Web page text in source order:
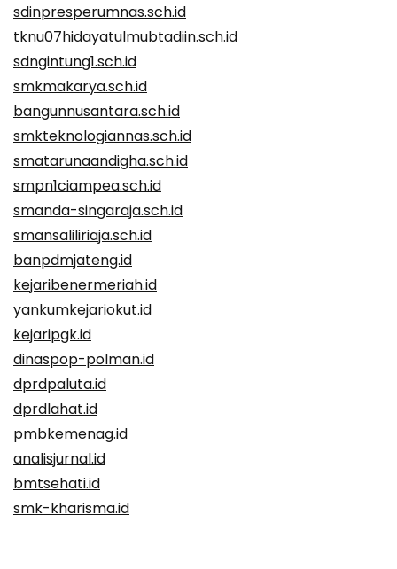
sdinpresperumnas.sch.id
tknu07hidayatulmubtadiin.sch.id
sdngintung1.sch.id
smkmakarya.sch.id
bangunnusantara.sch.id
smkteknologiannas.sch.id
smatarunaandigha.sch.id
smpn1ciampea.sch.id
smanda-singaraja.sch.id
smansaliliriaja.sch.id
banpdmjateng.id
kejaribenermeriah.id
yankumkejariokut.id
kejaripgk.id
dinaspop-polman.id
dprdpaluta.id
dprdlahat.id
pmbkemenag.id
analisjurnal.id
bmtsehati.id
smk-kharisma.id